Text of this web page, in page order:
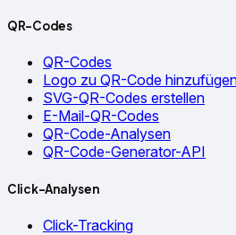
QR-Codes
QR-Codes
Logo zu QR-Code
SVG-QR-Codes erstellen
E-Mail-QR-Codes
QR-Code-Analysen
QR-Code-Generator-API
Click-Analysen
Click-Tracking